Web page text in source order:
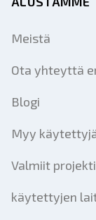
Meistä
Ota yhteyttä
Blogi
Myy
Valmiit
käytettyjen